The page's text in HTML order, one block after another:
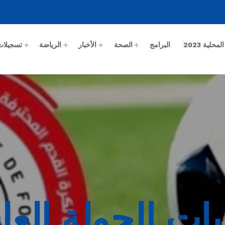
2023 البرامج الصحة الأخبار الرياضة